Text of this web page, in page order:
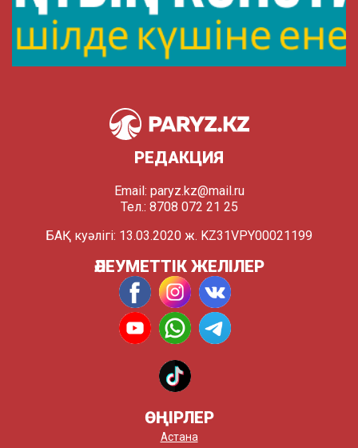
РЕДАКЦИЯ
Email: paryz.kz@mail.ru
Тел.: 8708 072 21 25
БАҚ куәлігі: 13.03.2020 ж. KZ31VPY00021199
ӘЛЕУМЕТТІК ЖЕЛІЛЕР
ӨҢІРЛЕР
Астана